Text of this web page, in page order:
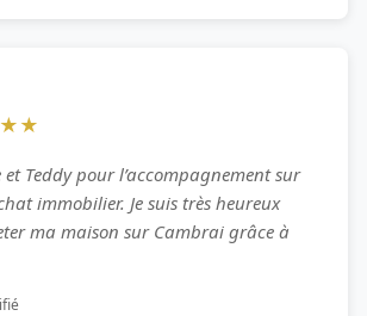
Teddy pour l’accompagnement sur
immobilier. Je suis très heureux
ma maison sur Cambrai grâce à